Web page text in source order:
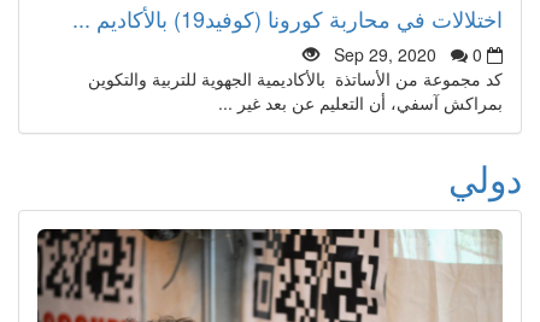
اختلالات في محاربة كورونا (كوفيد19) بالأكاديم ...
Sep 29, 2020
0
كد مجموعة من الأساتذة بالأكاديمية الجهوية للتربية والتكوين
بمراكش آسفي، أن التعليم عن بعد غير ...
دولي